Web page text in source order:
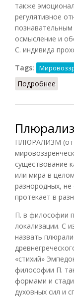
также
регулятивное
осмысление и
С. индивида
Tags:
Подробнее
ПЛЮРАЛИЗМ (от
существование
или мира в
разнородных, не
протекает в
П. в философии
локализации. С
назвать
«стихий»
философии П.
формами и
духовных сил и